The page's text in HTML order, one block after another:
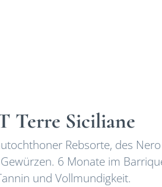
Terre Siciliane
Rebsorte, des Nero
6 Monate im
und Vollmundigkeit.